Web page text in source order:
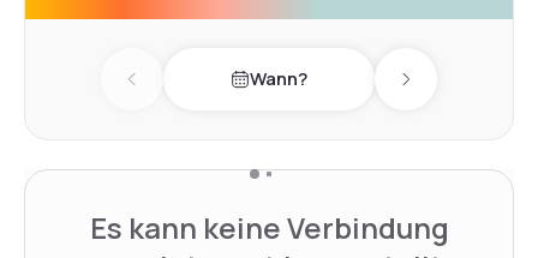
Previous day Wann? Next day
Es kann keine Verbindung